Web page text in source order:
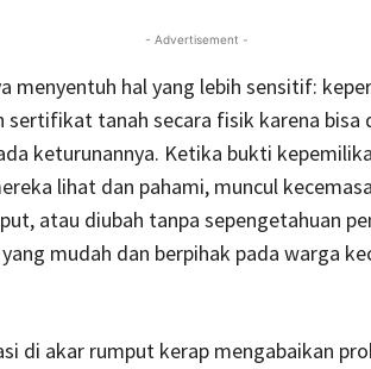
- Advertisement -
menyentuh hal yang lebih sensitif:
sertifikat tanah secara fisik karena bisa
keturunannya. Ketika bukti
lihat dan pahami, muncul
atau diubah tanpa sepengetahuan
mudah dan berpihak pada warga
di akar rumput kerap mengabaikan